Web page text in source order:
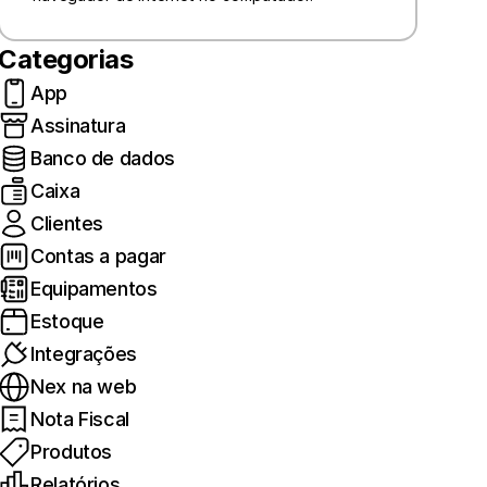
App
Assinatura
Banco de dados
Caixa
Clientes
Contas a pagar
Equipamentos
Estoque
Integrações
Nex na web
Nota Fiscal
Produtos